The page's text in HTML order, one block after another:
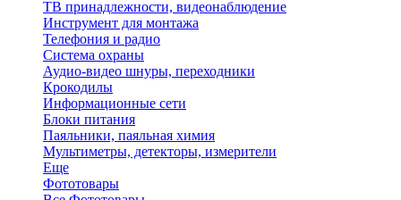
ТВ принадлежности, видеонаблюдение
Инструмент для монтажа
Телефония и радио
Система охраны
Аудио-видео шнуры, переходники
Крокодилы
Информационные сети
Блоки питания
Паяльники, паяльная химия
Мультиметры, детекторы, измерители
Еще
Фототовары